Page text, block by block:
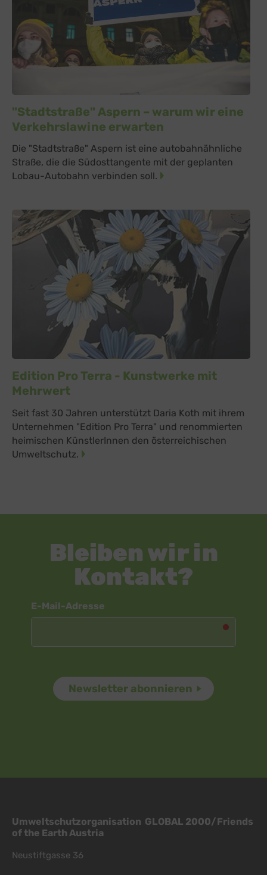
"Stadtstraße" Aspern – warum wir eine
Verkehrslawine erwarten
Die "Stadtstraße" Aspern ist eine autobahnähnliche
Straße, die die Südosttangente mit der geplanten
Lobau-Autobahn verbinden soll.
Edition Pro Terra - Kunstwerke mit
Mehrwert
Seit fast 30 Jahren unterstützt Daria Koth mit ihrem
Unternehmen "Edition Pro Terra" und renommierten
heimischen KünstlerInnen den österreichischen
Umweltschutz.
Bleiben wir in
Kontakt?
E-Mail-Adresse
Umweltschutzorganisation GLOBAL 2000/Friends
of the Earth Austria
Neustiftgasse 36